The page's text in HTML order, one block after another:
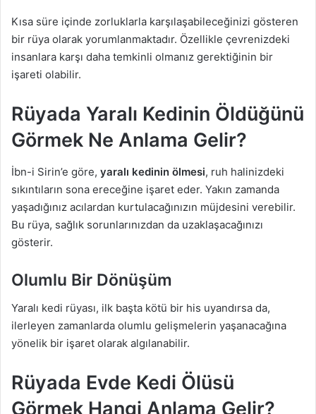
Kısa süre içinde zorluklarla karşılaşabileceğinizi gösteren
bir rüya olarak yorumlanmaktadır. Özellikle çevrenizdeki
insanlara karşı daha temkinli olmanız gerektiğinin bir
işareti olabilir.
Rüyada Yaralı Kedinin Öldüğünü
Görmek Ne Anlama Gelir?
İbn-i Sirin’e göre, yaralı kedinin ölmesi, ruh halinizdeki
sıkıntıların sona ereceğine işaret eder. Yakın zamanda
yaşadığınız acılardan kurtulacağınızın müjdesini verebilir.
Bu rüya, sağlık sorunlarınızdan da uzaklaşacağınızı
gösterir.
Olumlu Bir Dönüşüm
Yaralı kedi rüyası, ilk başta kötü bir his uyandırsa da,
ilerleyen zamanlarda olumlu gelişmelerin yaşanacağına
yönelik bir işaret olarak algılanabilir.
Rüyada Evde Kedi Ölüsü
Görmek Hangi Anlama Gelir?